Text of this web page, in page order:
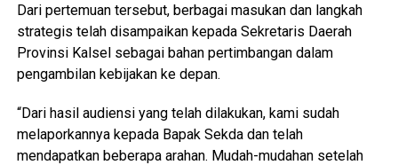
Dari pertemuan tersebut, berbagai masukan dan langkah
strategis telah disampaikan kepada Sekretaris Daerah
Provinsi Kalsel sebagai bahan pertimbangan dalam
pengambilan kebijakan ke depan.
“Dari hasil audiensi yang telah dilakukan, kami sudah
melaporkannya kepada Bapak Sekda dan telah
mendapatkan beberapa arahan. Mudah-mudahan setelah